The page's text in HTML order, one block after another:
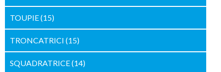
TOUPIE(15)
TRONCATRICI (15)
SQUADRATRICE(14)